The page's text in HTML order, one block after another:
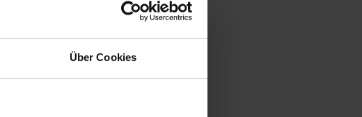
Über Cookies